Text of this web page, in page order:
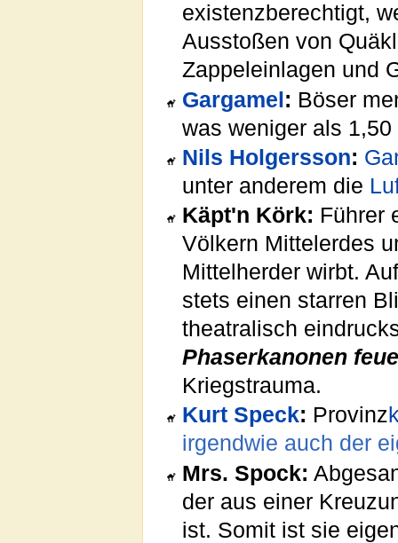
existenzberechtigt,
Ausstoßen von
Zappeleinlagen und
Gargamel: Böser
was weniger als
Nils Holgersson:
unter anderem die
Käpt'n Körk: Führer
Völkern Mittelerdes
Mittelherder wirbt.
stets einen starren
theatralisch
Phaserkanonen
Kriegstrauma.
Kurt Speck: Provinz
irgendwie auch der
Mrs. Spock:
der aus einer
ist. Somit ist sie